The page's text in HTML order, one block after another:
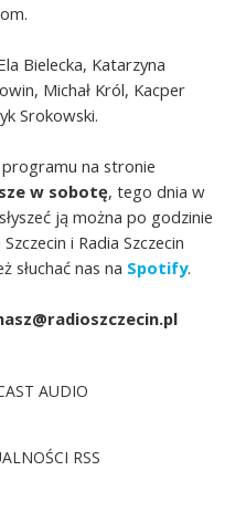
Bielecka, Katarzyna
Michał Król, Kacper
Srokowski.
na stronie
w sobotę, tego dnia w
ją można po godzinie
i Radia Szczecin
słuchać nas na Spotify.
AUDIO
RSS